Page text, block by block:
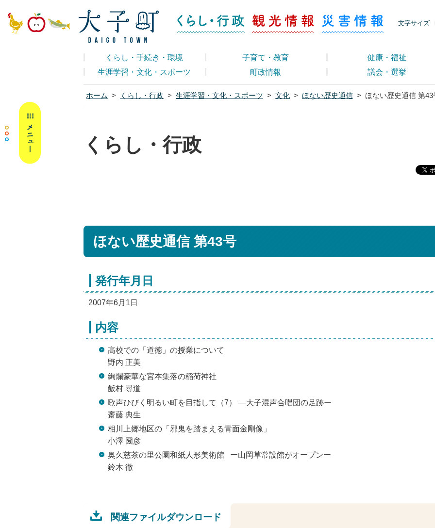
大子町ホームページ くらし・行政
文字サイズ
くらし・行政 観光情報 災害情報
くらし・手続き・環境 子育て・教育
健康・福祉
生涯学習・文化・スポーツ
町政情報 議会・選挙
ホーム > くらし・行政 > 生涯学習・文化・スポーツ > 文化 > ほない歴史通信 > ほない歴史通信 第43
くらし・行政
ほない歴史通信 第43号
発行年月日
2007年6月1日
内容
高校での「道徳」の授業について
野内 正美
絢爛豪華な宮本集落の稲荷神社
飯村 尋道
歌声ひびく明るい町を目指して（7） ―大子混声合唱団の足跡ー
齋藤 典生
相川上郷地区の「邪鬼を踏まえる青面金剛像」
小澤 圀彦
奥久慈茶の里公園和紙人形美術館 ー山岡草常設館がオープンー
鈴木 徹
関連ファイルダウンロード